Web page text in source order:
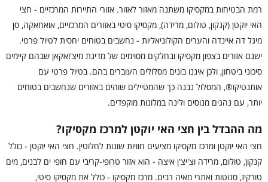
רמת הבטיחות במקסיקו משתנה מאזור לאזור. אזורי התיירות המרכזיים - חצי
האי יוקטן (קנקון, טולום, מרידה), מקסיקו סיטי באזורים המרכזיים, אואחאקה, סן
מיגל דה איינדה והערים הקולוניאליות - נחשבים בטוחים יחסית לטיול פרטי.
ישנם אזורים בצפון מקסיקו ובחלקים מסוימים של מדינת מיצ'ואקאן שבהם קיימים
סיכוני ביטחון, ולכן איננו בונים מסלולים העוברים בהם. בטיול פרטי עם
אותנטיקו®, המסלול נבנה כך שהמטיילים שוהים באזורים שנחשבים בטוחים
יותר, עם נהגים מנוסים ולינה במלונות מוקפדים.
מה ההבדל בין חצי האי יוקטן למרכז מקסיקו?
חצי האי יוקטן ומרכז מקסיקו מציעים חוויות שונות לחלוטין. חצי האי יוקטן - כולל
קנקון, טולום, מרידה וצ'יצ'ן איצה - הוא אזור טרופי-קריבי עם חופי ים לבנים, מים
טורקיז, סנוטות ואתרי מאיה רבים. מרכז מקסיקו - כולל את מקסיקו סיטי,